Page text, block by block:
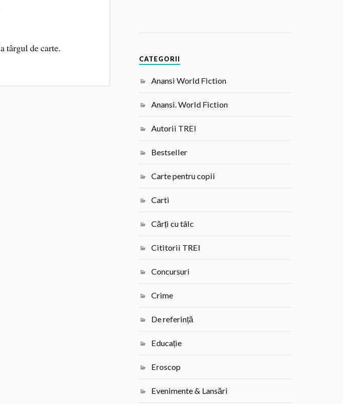
târgul de carte.
CATEGORII
Anansi World Fiction
Anansi. World Fiction
Autorii TREI
Bestseller
Carte pentru copii
Carti
Cărți cu tâlc
Cititorii TREI
Concursuri
Crime
De referință
Educație
Eroscop
Evenimente & Lansări